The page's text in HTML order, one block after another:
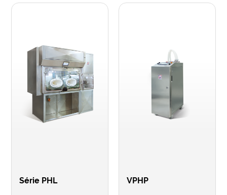
Série PHL VPHP